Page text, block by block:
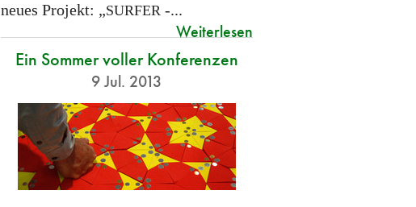
neues Projekt: „SURFER -...
Weiterlesen
Ein Sommer voller Konferenzen
9 Jul. 2013